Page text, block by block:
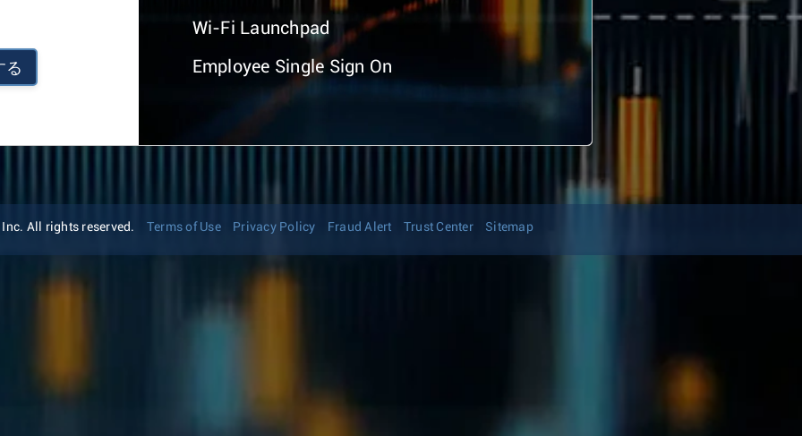
る
Wi-Fi Launchpad
Employee Single Sign On
All rights reserved. Terms of Use Privacy Policy Fraud Alert Trust Center Sitemap